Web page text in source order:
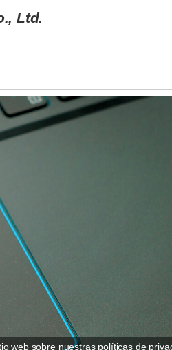
Ltd.
web sobre nuestras políticas de